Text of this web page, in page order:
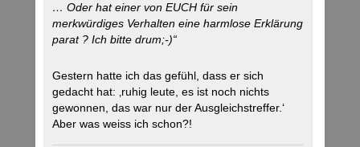
… Oder hat einer von EUCH für sein
merkwürdiges Verhalten eine harmlose Erklärung
parat ? Ich bitte drum;-)“
Gestern hatte ich das gefühl, dass er sich
gedacht hat: ‚ruhig leute, es ist noch nichts
gewonnen, das war nur der Ausgleichstreffer.‘
Aber was weiss ich schon?!